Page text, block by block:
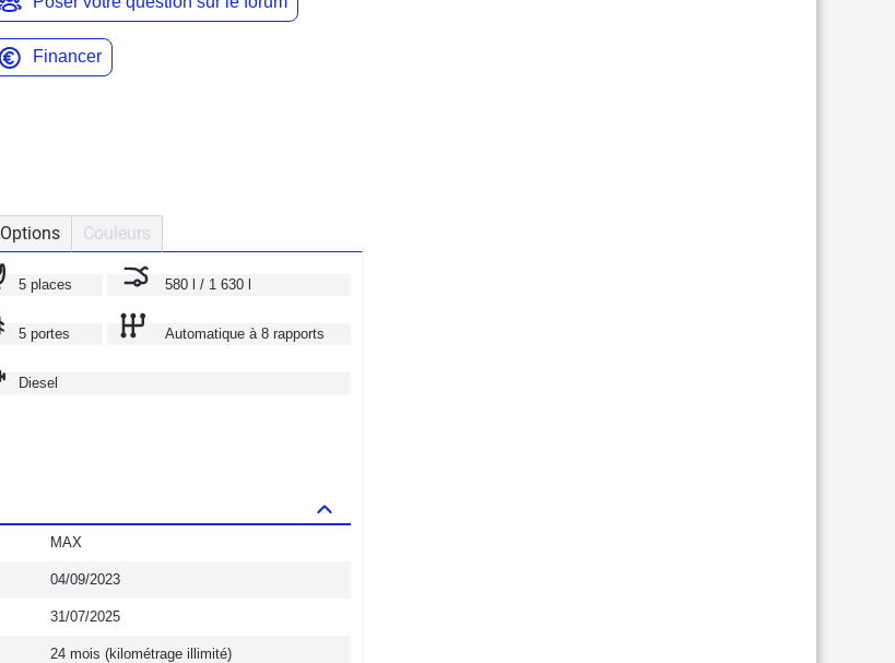
Financer
Options Couleurs
5 places 580 l / 1 630 l
5 portes Automatique à 8 rapports
Diesel
MAX
04/09/2023
31/07/2025
24 mois (kilométrage illimité)